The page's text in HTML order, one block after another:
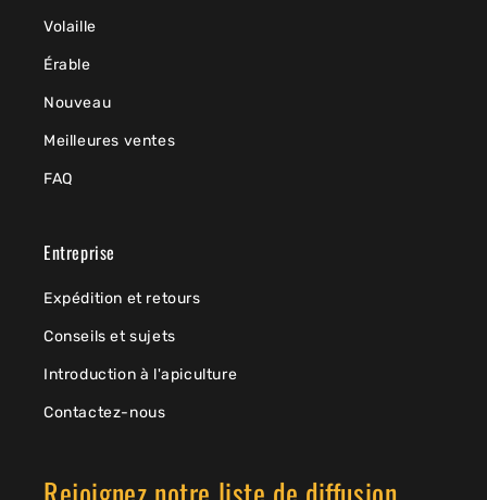
Volaille
Érable
Nouveau
Meilleures ventes
FAQ
Entreprise
Expédition et retours
Conseils et sujets
Introduction à l'apiculture
Contactez-nous